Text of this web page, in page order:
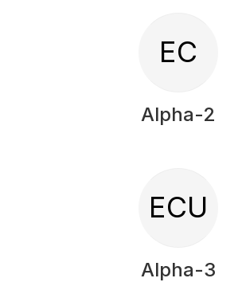
EC
Alpha-2
ECU
Alpha-3